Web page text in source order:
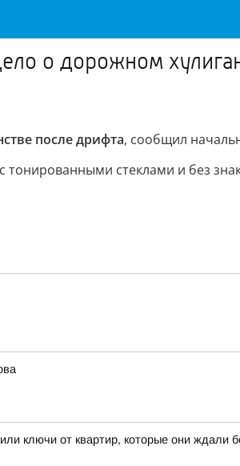
о дорожном
после дрифта, сообщил
стеклами и без
ключи от квартир, которые они ждали